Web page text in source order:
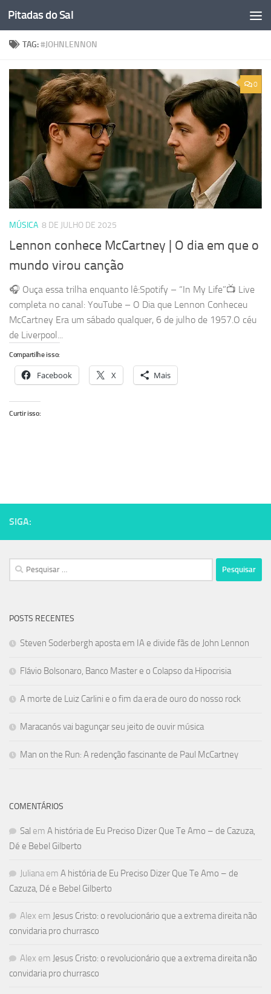
Skip to content
Pitadas do Sal
TAG:#JOHNLENNON
0
MÚSICA 8 DE JULHO DE 2025
Lennon conhece McCartney | O dia em que o
mundo virou canção
🎧 Ouça essa trilha enquanto lê:Spotify – “In My Life”📺 Live
completa no canal: YouTube – O Dia que Lennon Conheceu
McCartney Era um sábado qualquer, 6 de julho de 1957.O céu
de Liverpool...
Compartilhe isso:
Facebook X Mais
Curtir isso:
SIGA:
Pesquisar
por:
POSTS RECENTES
Steven Soderbergh aposta em IA e divide fãs de John Lennon
Flávio Bolsonaro, Banco Master e o Colapso da Hipocrisia
A morte de Luiz Carlini e o fim da era de ouro do nosso rock
Maracanós vai bagunçar seu jeito de ouvir música
Man on the Run: A redenção fascinante de Paul McCartney
COMENTÁRIOS
Sal em A história de Eu Preciso Dizer Que Te Amo – de Cazuza,
Dé e Bebel Gilberto
Juliana em A história de Eu Preciso Dizer Que Te Amo – de
Cazuza, Dé e Bebel Gilberto
Alex em Jesus Cristo: o revolucionário que a extrema direita não
convidaria pro churrasco
Alex em Jesus Cristo: o revolucionário que a extrema direita não
convidaria pro churrasco